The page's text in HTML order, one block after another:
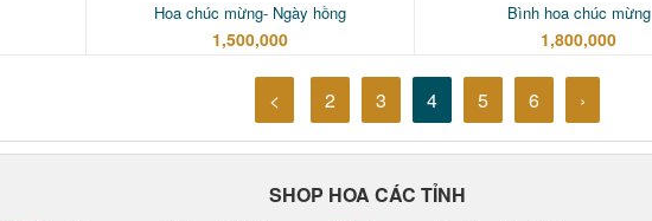
Hoa chúc mừng- Ngày hồng
1,500,000
Bình hoa chúc mừng
1,800,000
< 2 3 4 5 6 ›
SHOP HOA CÁC TỈNH